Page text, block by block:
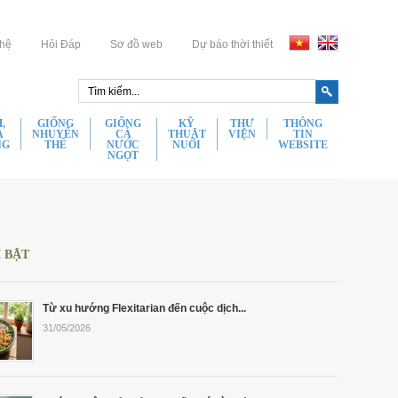
Hỏi Đáp Sơ đồ web Dự báo thời thiết
Lượng
Lượng
Lượng
Lượng
Hùm Bông Giống Chất Lượng
Thẻ Giống Chất Lượng
Giống Chất Lượng
GIỐNG
NHUYỂN
THỂ
Hầu Giống Chất Lượng
GIỐNG
CÁ
NƯỚC
NGỌT
KỸ
THUẬT
NUÔI
Đặc Điểm Sinh Học
THƯ
VIỆN
THÔNG
TIN
WEBSITE
Điều
BẬT
Từ xu hướng Flexitarian đến cuộc dịch...
31/05/2026